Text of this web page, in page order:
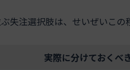
失注選択肢は、せいぜいこの
実際に分けておくべ